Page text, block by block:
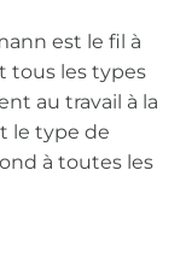
est le fil à
tous les types
au travail à la
le type de
à toutes les